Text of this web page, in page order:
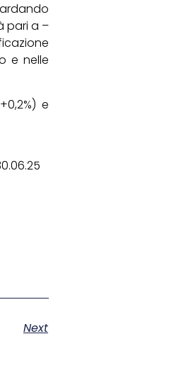
pari a –
e nelle
e
Next